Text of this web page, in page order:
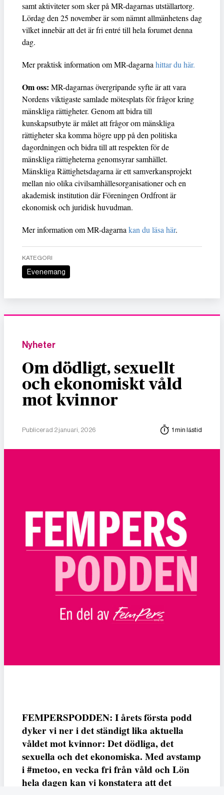
samt aktiviteter som sker på MR-dagarnas utställartorg.
Lördag den 25 november är som nämnt allmänhetens dag
vilket innebär att det är fri entré till hela forumet denna
dag.
Mer praktisk information om MR-dagarnahittar du här.
Om oss: MR-dagarnas övergripande syfte är att vara
Nordens viktigaste samlade mötesplats för frågor kring
mänskliga rättigheter. Genom att bidra till
kunskapsutbyte är målet att frågor om mänskliga
rättigheter ska komma högre upp på den politiska
dagordningen och bidra till att respekten för de
mänskliga rättigheterna genomsyrar samhället.
Mänskliga Rättighetsdagarna är ett samverkansprojekt
mellan nio olika civilsamhällesorganisationer och en
akademisk institution där Föreningen Ordfront är
ekonomisk och juridisk huvudman.
Mer information om MR-dagarnakan du läsa här.
KATEGORI
Evenemang
Nyheter
Om dödligt, sexuellt
och ekonomiskt våld
mot kvinnor
Publicerad 2 januari, 2026 1 min lästid
FEMPERSPODDEN: I årets första podd
dyker vi ner i det ständigt lika aktuella
våldet mot kvinnor: Det dödliga, det
sexuella och det ekonomiska. Med avstamp
i #metoo, en vecka fri från våld och Lön
hela dagen kan vi konstatera att det